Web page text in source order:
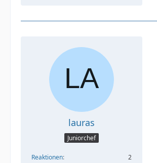
lauras
Juniorchef
Reaktionen 2